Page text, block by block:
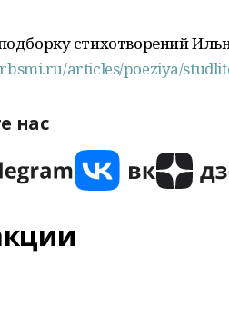
стихотворений
articles/poeziya/
нас